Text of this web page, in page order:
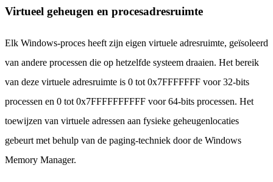
Virtueel geheugen en procesadresruimte
Elk Windows-proces heeft zijn eigen virtuele adresruimte, geïsoleerd
van andere processen die op hetzelfde systeem draaien. Het bereik
van deze virtuele adresruimte is 0 tot 0x7FFFFFFF voor 32-bits
processen en 0 tot 0x7FFFFFFFFFF voor 64-bits processen. Het
toewijzen van virtuele adressen aan fysieke geheugenlocaties
gebeurt met behulp van de paging-techniek door de Windows
Memory Manager.